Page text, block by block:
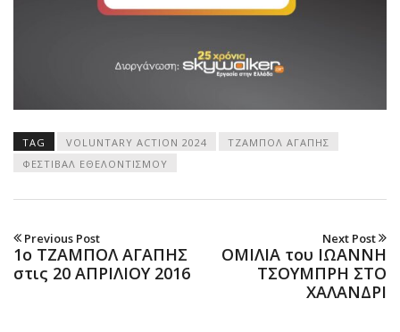
TAG VOLUNTARY ACTION 2024
ΤΖΑΜΠΟΛ ΑΓΑΠΗΣ
ΦΕΣΤΙΒΑΛ ΕΘΕΛΟΝΤΙΣΜΟΥ
Previous Post
1ο ΤΖΑΜΠΟΛ ΑΓΑΠΗΣ
στις 20 ΑΠΡΙΛΙΟΥ 2016
Next Post
ΟΜΙΛΙΑ του ΙΩΑΝΝΗ
ΤΣΟΥΜΠΡΗ ΣΤΟ
ΧΑΛΑΝΔΡΙ